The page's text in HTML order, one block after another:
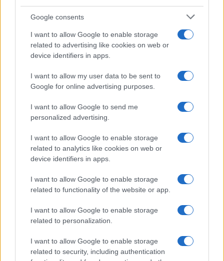
Google consents
I want to allow Google to enable storage
related to advertising like cookies on web or
device identifiers in apps.
I want to allow my user data to be sent to
Google for online advertising purposes.
I want to allow Google to send me
personalized advertising.
I want to allow Google to enable storage
related to analytics like cookies on web or
device identifiers in apps.
I want to allow Google to enable storage
related to functionality of the website or app.
I want to allow Google to enable storage
related to personalization.
I want to allow Google to enable storage
related to security, including authentication